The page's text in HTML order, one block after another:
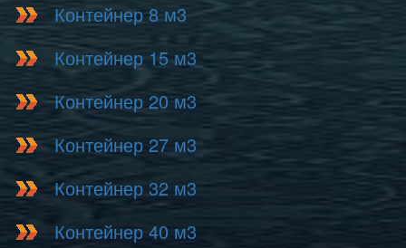
Контейнер 8 м3
Контейнер 15 м3
Контейнер 20 м3
Контейнер 27 м3
Контейнер 32 м3
Контейнер 40 м3